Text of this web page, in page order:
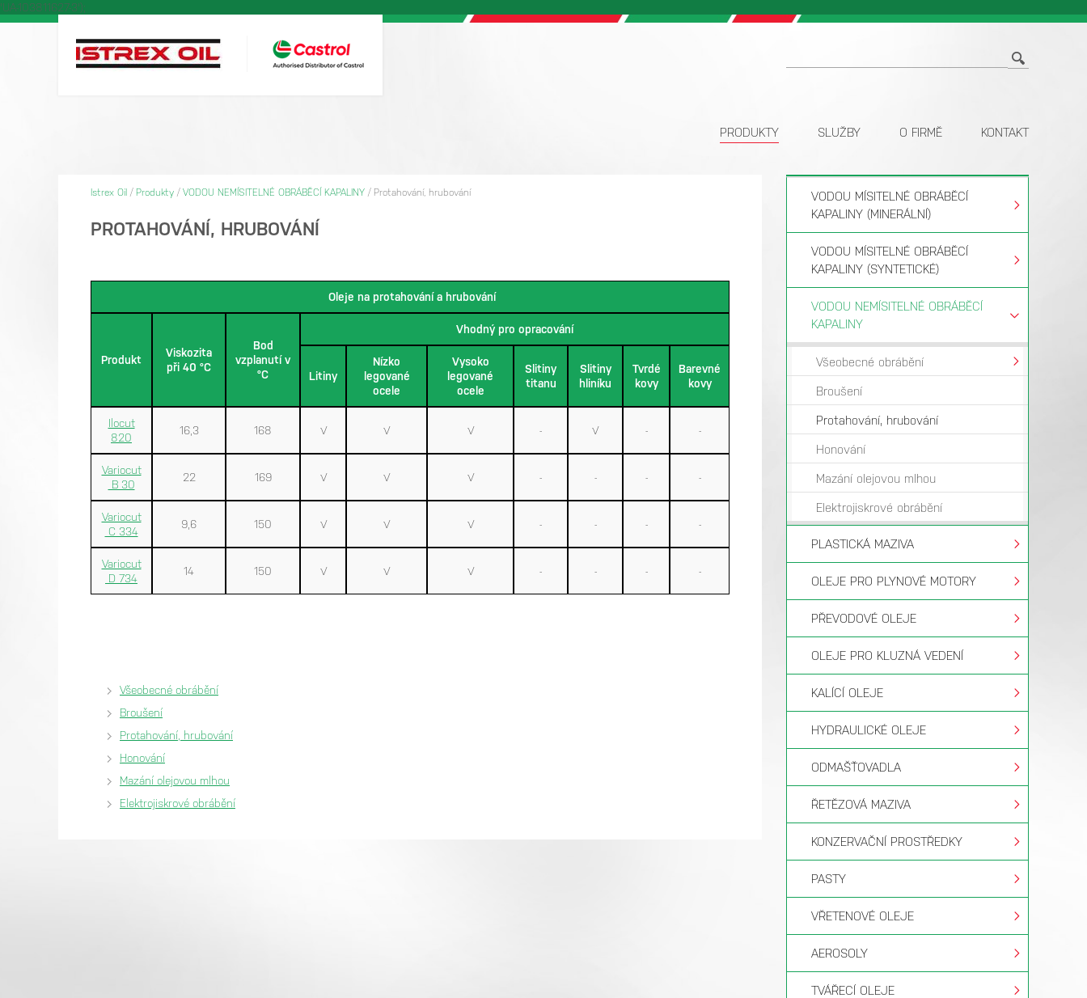
'UA-103811627-3');
PRODUKTY SLUŽBY O FIRMĚ KONTAKT
Istrex Oil / Produkty / VODOU NEMÍSITELNÉ OBRÁBĚCÍ KAPALINY / Protahování, hrubování
PROTAHOVÁNÍ, HRUBOVÁNÍ
Oleje na protahování a hrubování
Produkt
Viskozita
při 40 °C
Bod
vzplanutí v
°C
Vhodný pro opracování
Litiny
Nízko
legované
ocele
Vysoko
legované
ocele
Slitiny
titanu
Slitiny
hliníku
Tvrdé
kovy
Barevné
kovy
Ilocut
820
16,3 168 √ √ √ - √ - -
Variocut
B 30
22 169 √ √ √ - - - -
Variocut
C 334
9,6 150 √ √ √ - - - -
Variocut
D 734
14 150 √ √ √ - - - -
Všeobecné obrábění
Broušení
Protahování, hrubování
Honování
Mazání olejovou mlhou
Elektrojiskrové obrábění
VODOU MÍSITELNÉ OBRÁBĚCÍ
KAPALINY (MINERÁLNÍ)
VODOU MÍSITELNÉ OBRÁBĚCÍ
KAPALINY (SYNTETICKÉ)
VODOU NEMÍSITELNÉ OBRÁBĚCÍ
KAPALINY
Všeobecné obrábění
Broušení
Protahování, hrubování
Honování
Mazání olejovou mlhou
Elektrojiskrové obrábění
PLASTICKÁ MAZIVA
OLEJE PRO PLYNOVÉ MOTORY
PŘEVODOVÉ OLEJE
OLEJE PRO KLUZNÁ VEDENÍ
KALÍCÍ OLEJE
HYDRAULICKÉ OLEJE
ODMAŠŤOVADLA
ŘETĚZOVÁ MAZIVA
KONZERVAČNÍ PROSTŘEDKY
PASTY
VŘETENOVÉ OLEJE
AEROSOLY
TVÁŘECÍ OLEJE